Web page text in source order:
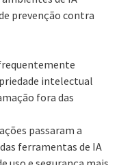
prevenção contra
intelectual
fora das
passaram a
ferramentas de IA